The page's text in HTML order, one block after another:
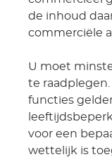
de inhoud
commerciële
U moet
te
functies
voor een
wettelijk is